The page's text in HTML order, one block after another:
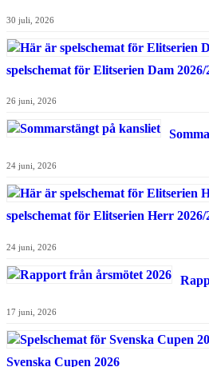
30 juli, 2026
spelschemat för Elitserien Dam 2026/
26 juni, 2026
24 juni, 2026
spelschemat för Elitserien Herr 2026/
24 juni, 2026
17 juni, 2026
Svenska Cupen 2026